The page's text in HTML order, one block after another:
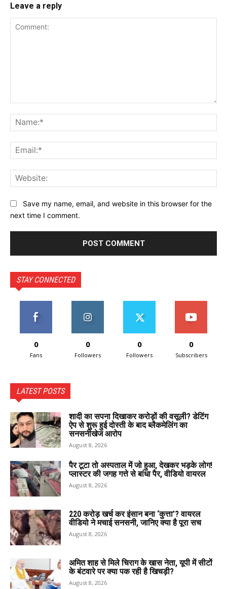
Leave a reply
Save my name, email, and website in this browser for the
next time I comment.
STAY CONNECTED
0
Fans
0
Followers
0
Followers
0
Subscribers
LATEST POSTS
शादी का सपना दिखाकर करोड़ों की वसूली? डेटिंग
ऐप से शुरू हुई दोस्ती के बाद ब्लैकमेलिंग का
सनसनीखेज आरोप
August 8, 2026
पैर टूटा तो अस्पताल में जो हुआ, देखकर भड़के लोग!
प्लास्टर की जगह गत्ते से बांधा पैर, वीडियो वायरल
August 8, 2026
220 करोड़ खर्च कर इंसान बना ‘कुत्ता’? वायरल
वीडियो ने मचाई सनसनी, जानिए क्या है पूरा सच
August 8, 2026
अमित शाह से मिले चिराग के खास नेता, यूपी में सीटों
के बंटवारे पर क्या पक रही है खिचड़ी?
August 8, 2026